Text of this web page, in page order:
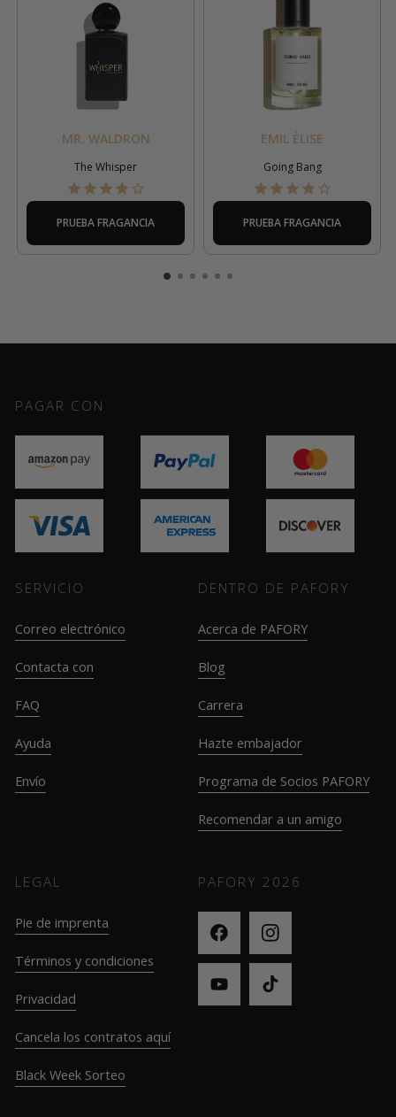
MR. WALDRON
The Whisper
PRUEBA FRAGANCIA
EMIL ÉLISE
Going Bang
PRUEBA FRAGANCIA
PAGAR CON
SERVICIO
Correo electrónico
Contacta con
FAQ
Ayuda
Envío
DENTRO DE PAFORY
Acerca de PAFORY
Blog
Carrera
Hazte embajador
Programa de Socios PAFORY
Recomendar a un amigo
LEGAL
Pie de imprenta
Términos y condiciones
Privacidad
Cancela los contratos aquí
Black Week Sorteo
PAFORY 2026